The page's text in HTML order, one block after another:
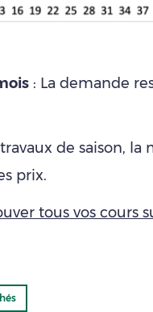
: La demande
de saison, la
prix.
tous vos cours